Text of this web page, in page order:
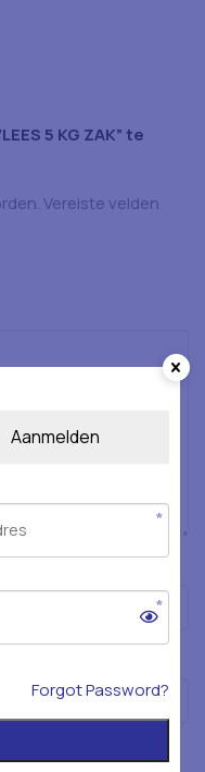
5 KG ZAK” te
Vereiste velden
opslaan in deze
Aanmelden
Forgot Password?